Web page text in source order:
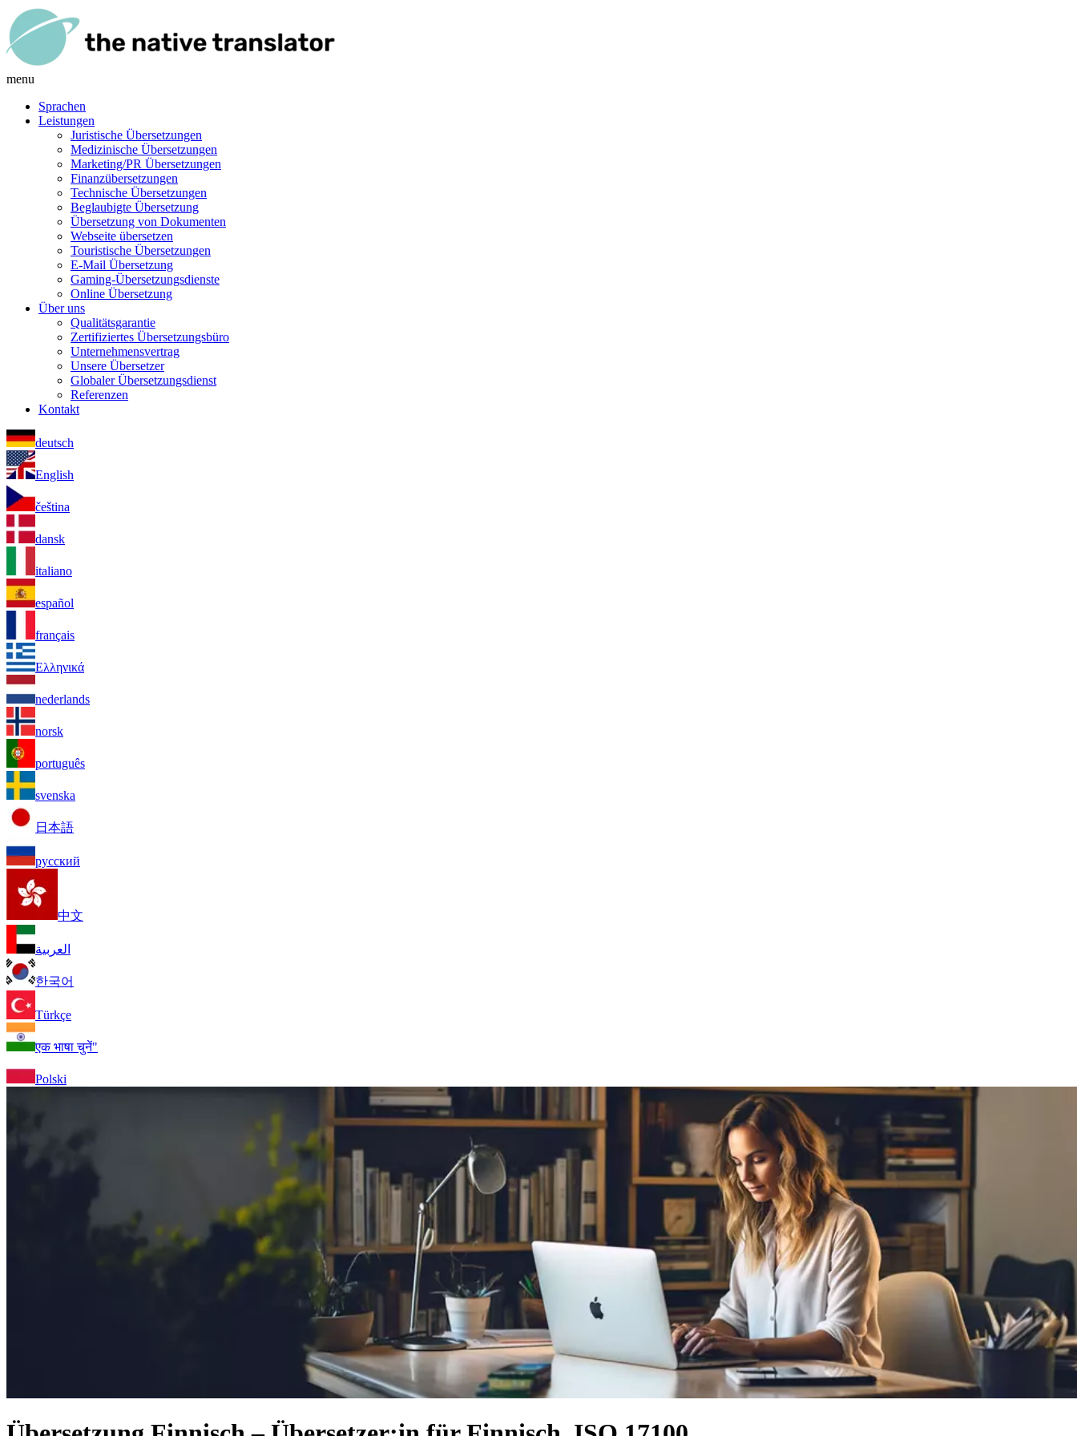
menu
Sprachen
Leistungen
Juristische Übersetzungen
Medizinische Übersetzungen
Marketing/PR Übersetzungen
Finanzübersetzungen
Technische Übersetzungen
Beglaubigte Übersetzung
Übersetzung von Dokumenten
Webseite übersetzen
Touristische Übersetzungen
E-Mail Übersetzung
Gaming-Übersetzungsdienste
Online Übersetzung
Über uns
Qualitätsgarantie
Zertifiziertes Übersetzungsbüro
Unternehmensvertrag
Unsere Übersetzer
Globaler Übersetzungsdienst
Referenzen
Kontakt
deutsch
English
čeština
dansk
italiano
español
français
Ελληνικά
nederlands
norsk
português
svenska
日本語
русский
中文
العربية
한국어
Türkçe
एक भाषा चुनें"
Polski